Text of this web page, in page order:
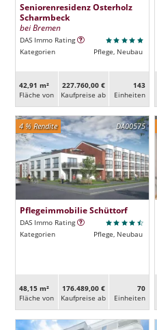
Seniorenresidenz Osterholz
Scharmbeck
bei Bremen
DAS Immo Rating
Kategorien
Pflege, Neubau
42,91 m²
Fläche von
227.760,00 €
Kaufpreise ab
143
Ein­heiten
DA00575
4 % Rendite
Pflegeimmobilie Schüttorf
DAS Immo Rating
Kategorien
Pflege, Neubau
48,15 m²
Fläche von
176.489,00 €
Kaufpreise ab
70
Ein­heiten